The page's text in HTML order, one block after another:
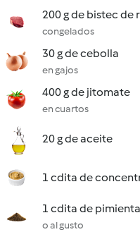
200 g de bistec de
congelados
30 g de cebolla
en gajos
400 g de jitomate
en cuartos
20 g de aceite
1 cdita de
1 cdita de
o al gusto